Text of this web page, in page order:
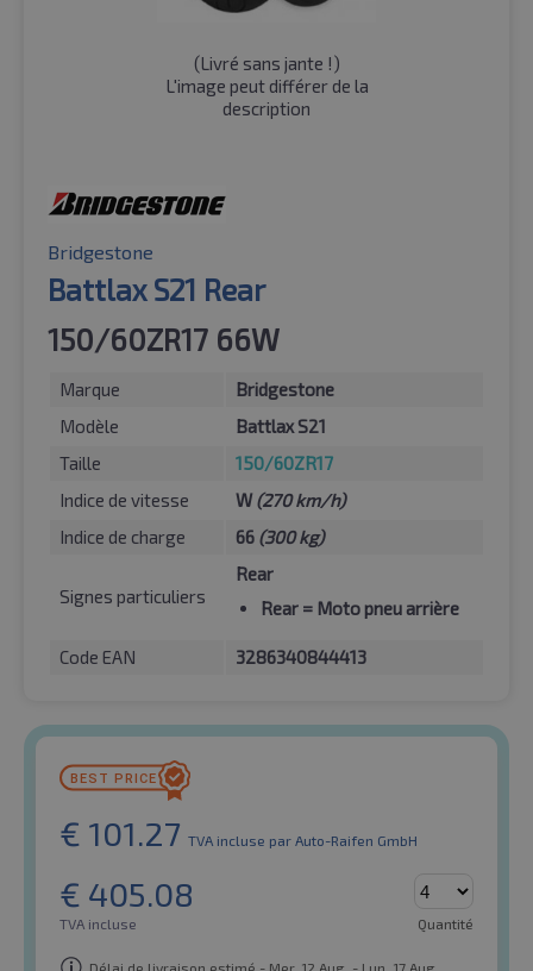
(Livré sans jante !)
L'image peut différer de la
description
Bridgestone
Battlax S21 Rear
150/60ZR17 66W
Marque
Bridgestone
Modèle
Battlax S21
Taille
150/60ZR17
Indice de vitesse
W (270 km/h)
Indice de charge
66 (300 kg)
Signes particuliers
Rear
Rear = Moto pneu arrière
Code EAN 3286340844413
€ 101.27 TVA incluse par Auto-Raifen GmbH
€ 405.08
TVA incluse Quantité
Délai de livraison estimé - Mer. 12 Aug. - Lun. 17 Aug.